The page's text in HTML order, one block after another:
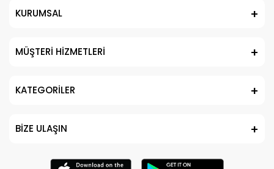
KURUMSAL
MÜŞTERİ HİZMETLERİ
KATEGORİLER
BİZE ULAŞIN